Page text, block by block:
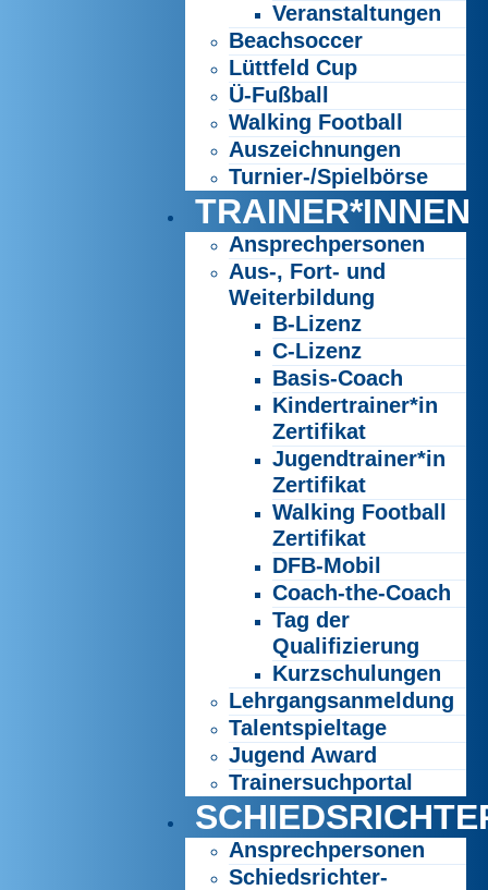
Veranstaltungen
Beachsoccer
Lüttfeld Cup
Ü-Fußball
Walking Football
Auszeichnungen
Turnier-/Spielbörse
TRAINER*INNEN
Ansprechpersonen
Aus-, Fort- und
Weiterbildung
B-Lizenz
C-Lizenz
Basis-Coach
Kindertrainer*in
Zertifikat
Jugendtrainer*in
Zertifikat
Walking Football
Zertifikat
DFB-Mobil
Coach-the-Coach
Tag der
Qualifizierung
Kurzschulungen
Lehrgangsanmeldung
Talentspieltage
Jugend Award
Trainersuchportal
Ansprechpersonen
Schiedsrichter-